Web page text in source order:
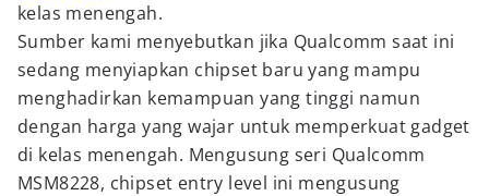
kelas menengah.
Sumber kami menyebutkan jika Qualcomm saat ini
sedang menyiapkan chipset baru yang mampu
menghadirkan kemampuan yang tinggi namun
dengan harga yang wajar untuk memperkuat gadget
di kelas menengah. Mengusung seri Qualcomm
MSM8228, chipset entry level ini mengusung